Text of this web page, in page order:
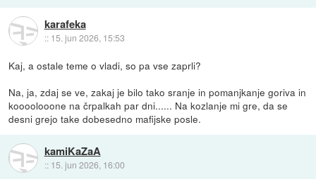
karafeka
:: 15. jun 2026, 15:53
Kaj, a ostale teme o vladi, so pa vse zaprli?
Na, ja, zdaj se ve, zakaj je bilo tako sranje in pomanjkanje goriva in
koooolooone na črpalkah par dni...... Na kozlanje mi gre, da se
desni grejo take dobesedno mafijske posle.
kamiKaZaA
:: 15. jun 2026, 16:00